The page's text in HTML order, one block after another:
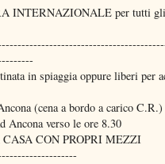
INTERNAZIONALE per tutti
in spiaggia oppure liberi per
(cena a bordo a carico C.R.)
Ancona verso le ore 8.30
CON PROPRI MEZZI